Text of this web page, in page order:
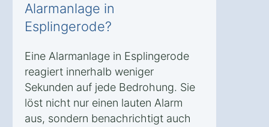
Alarmanlage in
Esplingerode?
Eine Alarmanlage in Esplingerode
reagiert innerhalb weniger
Sekunden auf jede Bedrohung. Sie
löst nicht nur einen lauten Alarm
aus, sondern benachrichtigt auch